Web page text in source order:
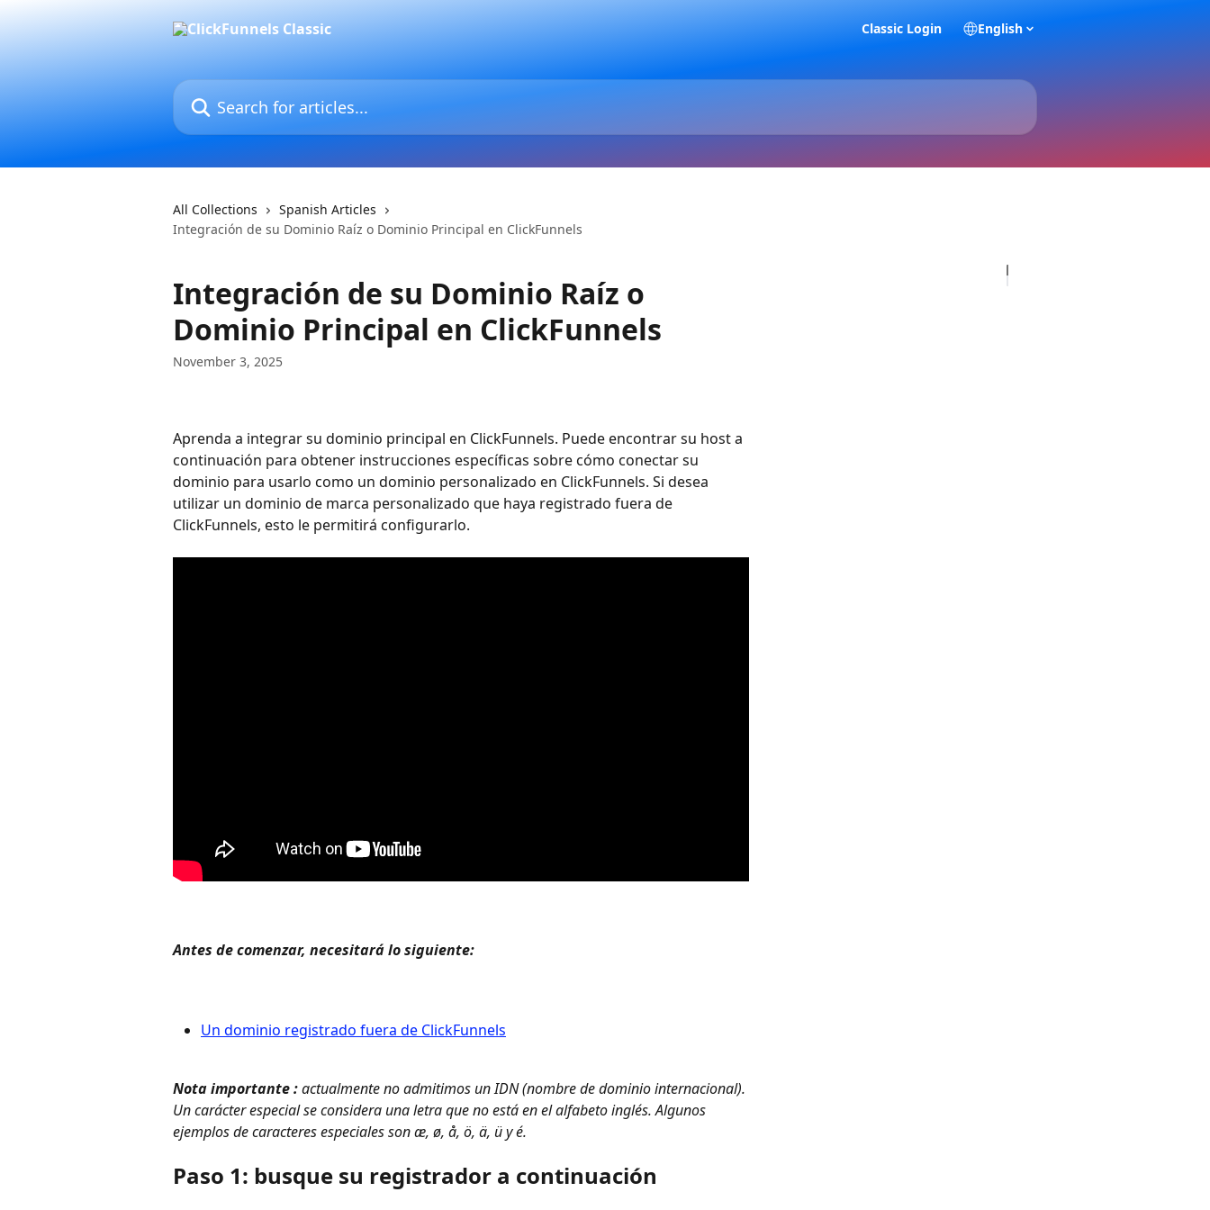
Classic Login English
Search for articles...
All Collections
Spanish Articles
Integración de su Dominio Raíz o Dominio Principal en ClickFunnels
Integración de su Dominio Raíz o
Dominio Principal en ClickFunnels
November 3, 2025
Aprenda a integrar su dominio principal en ClickFunnels. Puede encontrar su host a
continuación para obtener instrucciones específicas sobre cómo conectar su
dominio para usarlo como un dominio personalizado en ClickFunnels. Si desea
utilizar un dominio de marca personalizado que haya registrado fuera de
ClickFunnels, esto le permitirá configurarlo.
Antes de comenzar, necesitará lo siguiente:
Un dominio registrado fuera de ClickFunnels
Nota importante : actualmente no admitimos un IDN (nombre de dominio internacional).
Un carácter especial se considera una letra que no está en el alfabeto inglés. Algunos
ejemplos de caracteres especiales son æ, ø, å, ö, ä, ü y é.
Paso 1: busque su registrador a continuación